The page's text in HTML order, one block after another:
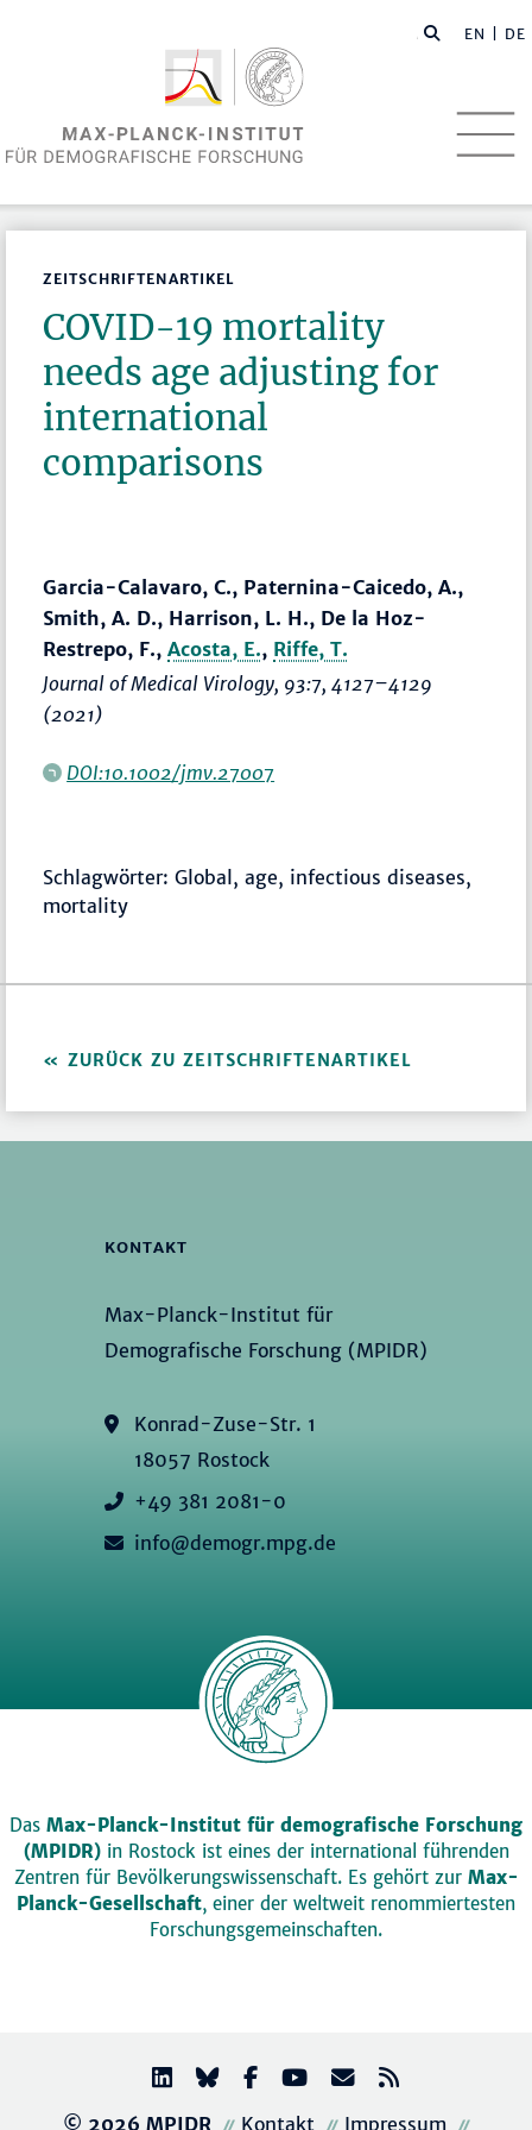
EN | DE
ZEITSCHRIFTENARTIKEL
COVID-19 mortality
needs age adjusting for
international
comparisons
Garcia-Calavaro, C., Paternina-Caicedo, A.,
Smith, A. D., Harrison, L. H., De la Hoz-
Restrepo, F.,Acosta, E., Riffe, T.
Journal of Medical Virology, 93:7,4127–4129
(2021)
DOI:10.1002/jmv.27007
Schlagwörter: Global, age, infectious diseases,
mortality
ZURÜCK ZU ZEITSCHRIFTENARTIKEL
KONTAKT
Max-Planck-Institut für
Demografische Forschung (MPIDR)
Konrad-Zuse-Str. 1
18057 Rostock
+49 381 2081-0
info@demogr.mpg.de
Das Max-Planck-Institut für demografische Forschung
(MPIDR)in Rostock ist eines der international führenden
Zentren für Bevölkerungswissenschaft. Es gehört zur Max-
Planck-Gesellschaft, einer der weltweit renommiertesten
Forschungsgemeinschaften.
© 2026 MPIDR Kontakt Impressum